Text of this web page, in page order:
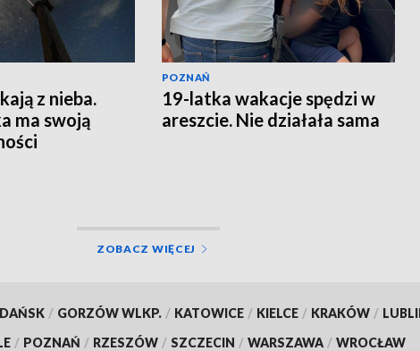
z nieba.
ma swoją
POZNAŃ
19-latka wakacje spędzi w
areszcie. Nie działała sama
ZOBACZ WIĘCEJ
/ GORZÓW WLKP. / KATOWICE / KIELCE / KRAKÓW /
/ POZNAŃ / RZESZÓW / SZCZECIN / WARSZAWA / WROCŁAW